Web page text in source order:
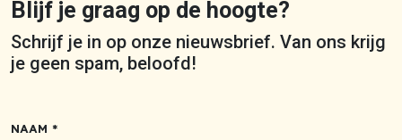
Blijf je graag op de hoogte?
Schrijf je in op onze nieuwsbrief. Van ons krijg
je geen spam, beloofd!
NAAM *